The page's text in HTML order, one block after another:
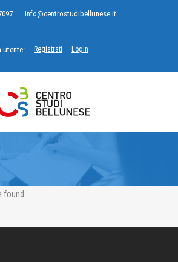
info@centrostudibellunese.it
utente: Registrati Login
found.